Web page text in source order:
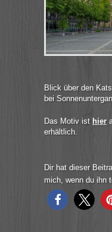
Blick über den
bei
Das Motiv ist hier
erhältlich.
Dir hat dieser
mich, wenn du ihn